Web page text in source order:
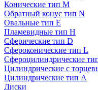
Конические тип M
Обратный конус тип N
Овальные тип E
Пламевидные тип H
Сферические тип D
Сфероконические тип L
Сфероцилиндрические
Цилиндрические с
Цилиндрические тип А
Диски